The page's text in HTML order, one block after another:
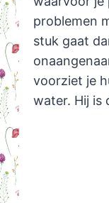
problemen
stuk gaat
voorziet je
water. Hij is